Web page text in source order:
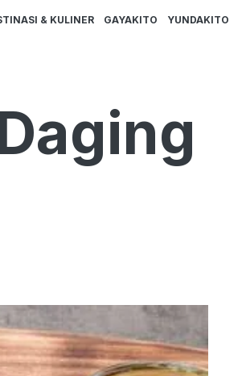
& KULINER GAYAKITO YUNDAKITO